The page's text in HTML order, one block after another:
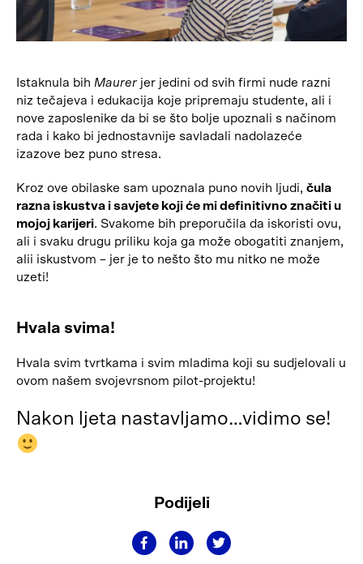
Istaknula bih Maurer jer jedini od svih firmi nude razni
niz tečajeva i edukacija koje pripremaju studente, ali i
nove zaposlenike da bi se što bolje upoznali s načinom
rada i kako bi jednostavnije savladali nadolazeće
izazove bez puno stresa.
Kroz ove obilaske sam upoznala puno novih ljudi, čula
razna iskustva i savjete koji će mi definitivno značiti u
mojoj karijeri. Svakome bih preporučila da iskoristi ovu,
ali i svaku drugu priliku koja ga može obogatiti znanjem,
alii iskustvom – jer je to nešto što mu nitko ne može
uzeti!
Hvala svima!
Hvala svim tvrtkama i svim mladima koji su sudjelovali u
ovom našem svojevrsnom pilot-projektu!
Nakon ljeta nastavljamo…vidimo se!
Podijeli